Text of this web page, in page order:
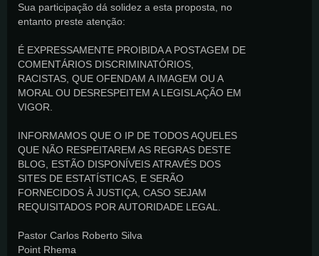
Sua participação dá solidez a esta proposta, no
entanto preste atenção:
É EXPRESSAMENTE PROIBIDA A POSTAGEM DE
COMENTÁRIOS DISCRIMINATÓRIOS,
RACISTAS, QUE OFENDAM A IMAGEM OU A
MORAL OU DESRESPEITEM A LEGISLAÇÃO EM
VIGOR.
INFORMAMOS QUE O IP DE TODOS AQUELES
QUE NÃO RESPEITAREM AS REGRAS DESTE
BLOG, ESTÃO DISPONÍVEIS ATRAVÉS DOS
SITES DE ESTATÍSTICAS, E SERÃO
FORNECIDOS À JUSTIÇA, CASO SEJAM
REQUISITADOS POR AUTORIDADE LEGAL.
Pastor Carlos Roberto Silva
Point Rhema